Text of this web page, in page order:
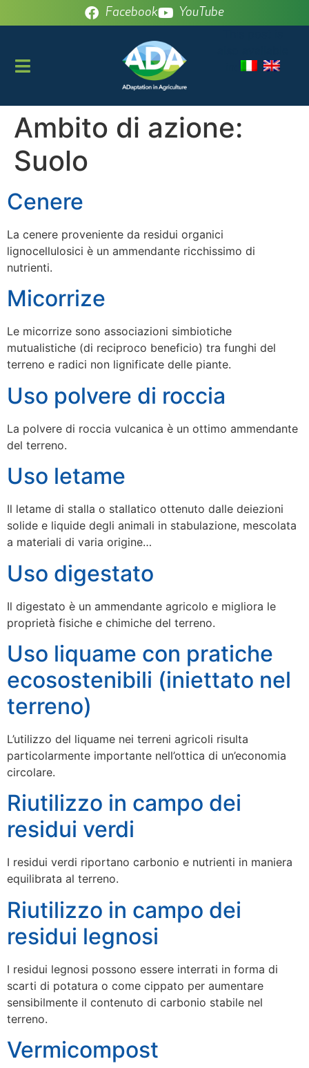
Facebook YouTube
in:
Ambito di azione:
Suolo
Cenere
La cenere proveniente da residui organici
lignocellulosici è un ammendante ricchissimo di
nutrienti.
Micorrize
Le micorrize sono associazioni simbiotiche
mutualistiche (di reciproco beneficio) tra funghi del
terreno e radici non lignificate delle piante.
Uso polvere di roccia
La polvere di roccia vulcanica è un ottimo ammendante
del terreno.
Uso letame
Il letame di stalla o stallatico ottenuto dalle deiezioni
solide e liquide degli animali in stabulazione, mescolata
a materiali di varia origine…
Uso digestato
Il digestato è un ammendante agricolo e migliora le
proprietà fisiche e chimiche del terreno.
Uso liquame con pratiche
ecosostenibili (iniettato nel
terreno)
L’utilizzo del liquame nei terreni agricoli risulta
particolarmente importante nell’ottica di un’economia
circolare.
Riutilizzo in campo dei
residui verdi
I residui verdi riportano carbonio e nutrienti in maniera
equilibrata al terreno.
Riutilizzo in campo dei
residui legnosi
I residui legnosi possono essere interrati in forma di
scarti di potatura o come cippato per aumentare
sensibilmente il contenuto di carbonio stabile nel
terreno.
Vermicompost